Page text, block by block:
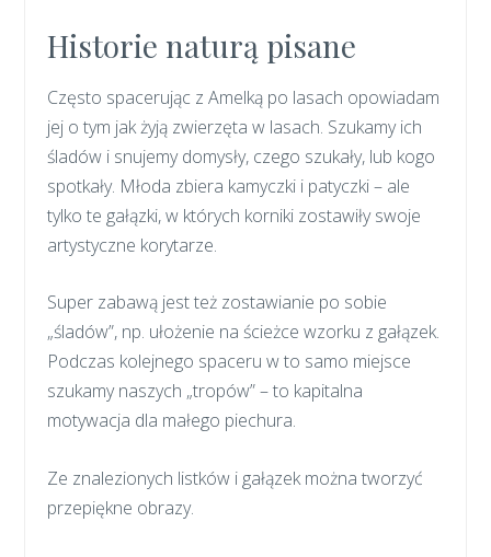
Historie naturą pisane
Często spacerując z Amelką po lasach opowiadam
jej o tym jak żyją zwierzęta w lasach. Szukamy ich
śladów i snujemy domysły, czego szukały, lub kogo
spotkały. Młoda zbiera kamyczki i patyczki – ale
tylko te gałązki, w których korniki zostawiły swoje
artystyczne korytarze.
Super zabawą jest też zostawianie po sobie
„śladów”, np. ułożenie na ścieżce wzorku z gałązek.
Podczas kolejnego spaceru w to samo miejsce
szukamy naszych „tropów” – to kapitalna
motywacja dla małego piechura.
Ze znalezionych listków i gałązek można tworzyć
przepiękne obrazy.